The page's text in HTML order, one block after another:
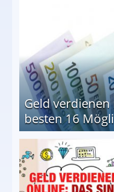
Geld
besten 16